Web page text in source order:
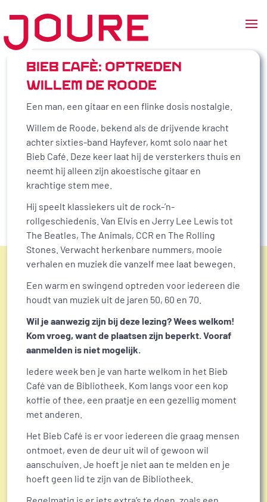
Ga
inhoud
BIEB CAFÉ: OPTREDEN
WILLEM DE ROODE
Een man, een gitaar en een flinke dosis nostalgie.
Willem de Roode, bekend als de drijvende kracht
achter sixties-band Hayfever, komt solo naar het
Bieb Café. Deze keer laat hij de versterkers thuis en
neemt hij alleen zijn akoestische gitaar en
krachtige stem mee.
Hij speelt klassiekers uit de rock-’n-
rollgeschiedenis. Van Elvis en Jerry Lee Lewis tot
The Beatles, The Animals, CCR en The Rolling
Stones. Verwacht herkenbare nummers, mooie
verhalen en muziek die vanzelf mee laat bewegen.
Een warm en swingend optreden voor iedereen die
houdt van muziek uit de jaren 50, 60 en 70.
Wil je aanwezig zijn bij deze lezing? Wees welkom!
Kom vroeg, want de plaatsen zijn beperkt. Vooraf
aanmelden is niet mogelijk.
Iedere week ben je van harte welkom in het Bieb
Café van de Bibliotheek. Kom langs voor een kop
koffie of thee, een praatje en een gezellig moment
met anderen.
Het Bieb Café is er voor iedereen die graag mensen
ontmoet, even de deur uit wil of gewoon wil
aanschuiven. Je hoeft je niet aan te melden en je
hoeft geen lid te zijn van de Bibliotheek.